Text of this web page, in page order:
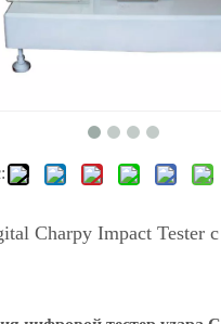
Charpy Impact Tester